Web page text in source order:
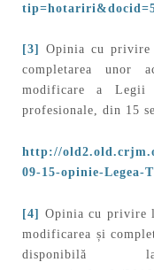
[3]
Opinia cu
completarea unor
modificare a Legii
profesionale, din 15
http://
09-15-opinie-Legea-
[4]
Opinia cu privire
modificarea și